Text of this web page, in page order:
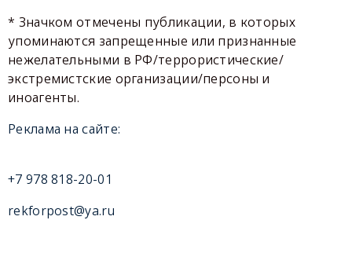
* Значком отмечены публикации, в которых
упоминаются запрещенные или признанные
нежелательными в РФ/террористические/
экстремистские организации/персоны и
иноагенты.
Реклама на сайте:
+7 978 818-20-01
rekforpost@ya.ru